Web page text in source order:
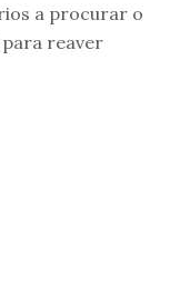
a procurar o
reaver